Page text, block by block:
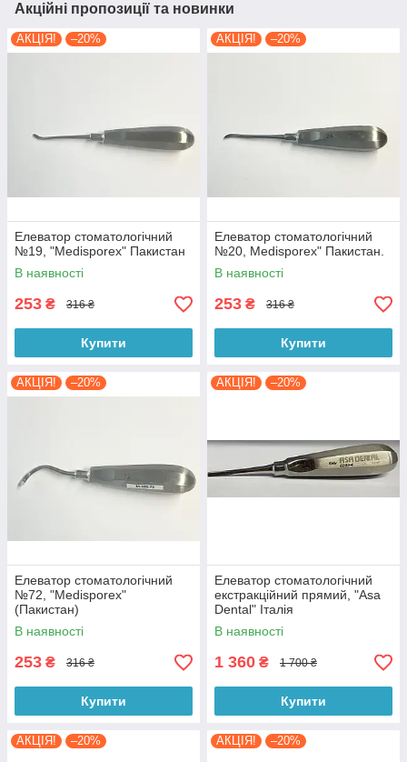
Акційні пропозиції та новинки
АКЦІЯ! –20%
Елеватор стоматологічний
№19, "Medisporex" Пакистан
В наявності
253 ₴ 316 ₴
Купити
АКЦІЯ! –20%
Елеватор стоматологічний
№20, Medisporex" Пакистан.
В наявності
253 ₴ 316 ₴
Купити
АКЦІЯ! –20%
Елеватор стоматологічний
№72, "Medisporex"
(Пакистан)
В наявності
253 ₴ 316 ₴
Купити
АКЦІЯ! –20%
Елеватор стоматологічний
екстракційний прямий, "Asa
Dental" Італія
В наявності
1 360 ₴ 1 700 ₴
Купити
АКЦІЯ! –20% АКЦІЯ! –20%